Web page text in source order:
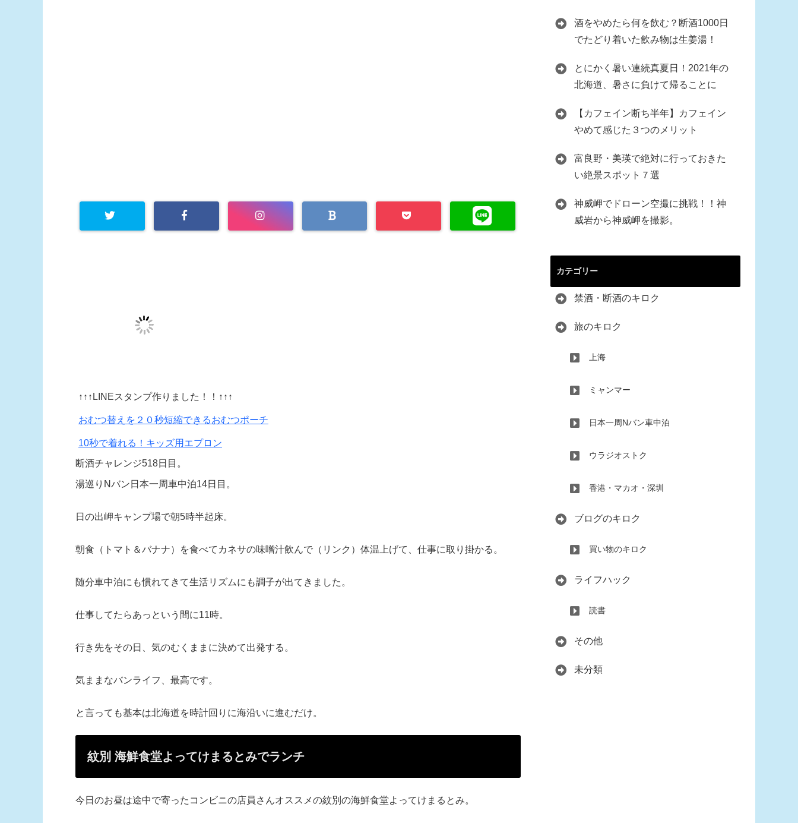
↑↑↑LINEスタンプ作りました！！↑↑↑
おむつ替えを２０秒短縮できるおむつポーチ
10秒で着れる！キッズ用エプロン
断酒チャレンジ518日目。
湯巡りNバン日本一周車中泊14日目。
日の出岬キャンプ場で朝5時半起床。
朝食（トマト＆バナナ）を食べてカネサの味噌汁飲んで（リンク）体温上げて、仕事に取り掛かる。
随分車中泊にも慣れてきて生活リズムにも調子が出てきました。
仕事してたらあっという間に11時。
行き先をその日、気のむくままに決めて出発する。
気ままなバンライフ、最高です。
と言っても基本は北海道を時計回りに海沿いに進むだけ。
紋別 海鮮食堂よってけまるとみでランチ
今日のお昼は途中で寄ったコンビニの店員さんオススメの紋別の海鮮食堂よってけまるとみ。
酒をやめたら何を飲む？断酒1000日
でたどり着いた飲み物は生姜湯！
とにかく暑い連続真夏日！2021年の
北海道、暑さに負けて帰ることに
【カフェイン断ち半年】カフェイン
やめて感じた３つのメリット
富良野・美瑛で絶対に行っておきた
い絶景スポット７選
神威岬でドローン空撮に挑戦！！神
威岩から神威岬を撮影。
カテゴリー
禁酒・断酒のキロク
旅のキロク
上海
ミャンマー
日本一周Nバン車中泊
ウラジオストク
香港・マカオ・深圳
ブログのキロク
買い物のキロク
ライフハック
読書
その他
未分類